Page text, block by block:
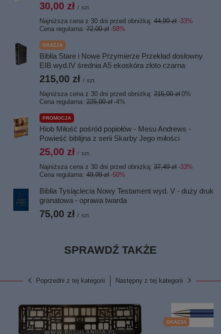
30,00 zł / szt.
Najniższa cena z 30 dni przed obniżką: 44,99 zł -33%
Cena regularna: 72,00 zł -58%
OKAZJA
Biblia Stare i Nowe Przymierze Przekład dosłowny
EIB wyd.IV średnia A5 ekoskóra złoto czarna
215,00 zł / szt.
Najniższa cena z 30 dni przed obniżką: 215,00 zł 0%
Cena regularna: 225,00 zł -4%
PROMOCJA
Hiob Miłość pośród popiołów - Mesu Andrews -
Powieść biblijna z serii Skarby Jego miłości
25,00 zł / szt.
Najniższa cena z 30 dni przed obniżką: 37,49 zł -33%
Cena regularna: 49,99 zł -50%
Biblia Tysiąclecia Nowy Testament wyd. V - duży druk
granatowa - oprawa twarda
75,00 zł / szt.
SPRAWDŹ TAKŻE
Poprzedni z tej kategorii Następny z tej kategorii
OKAZJA